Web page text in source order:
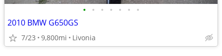
• • • • • • •
2010 BMW G650GS
7/23 9,800mi Livonia